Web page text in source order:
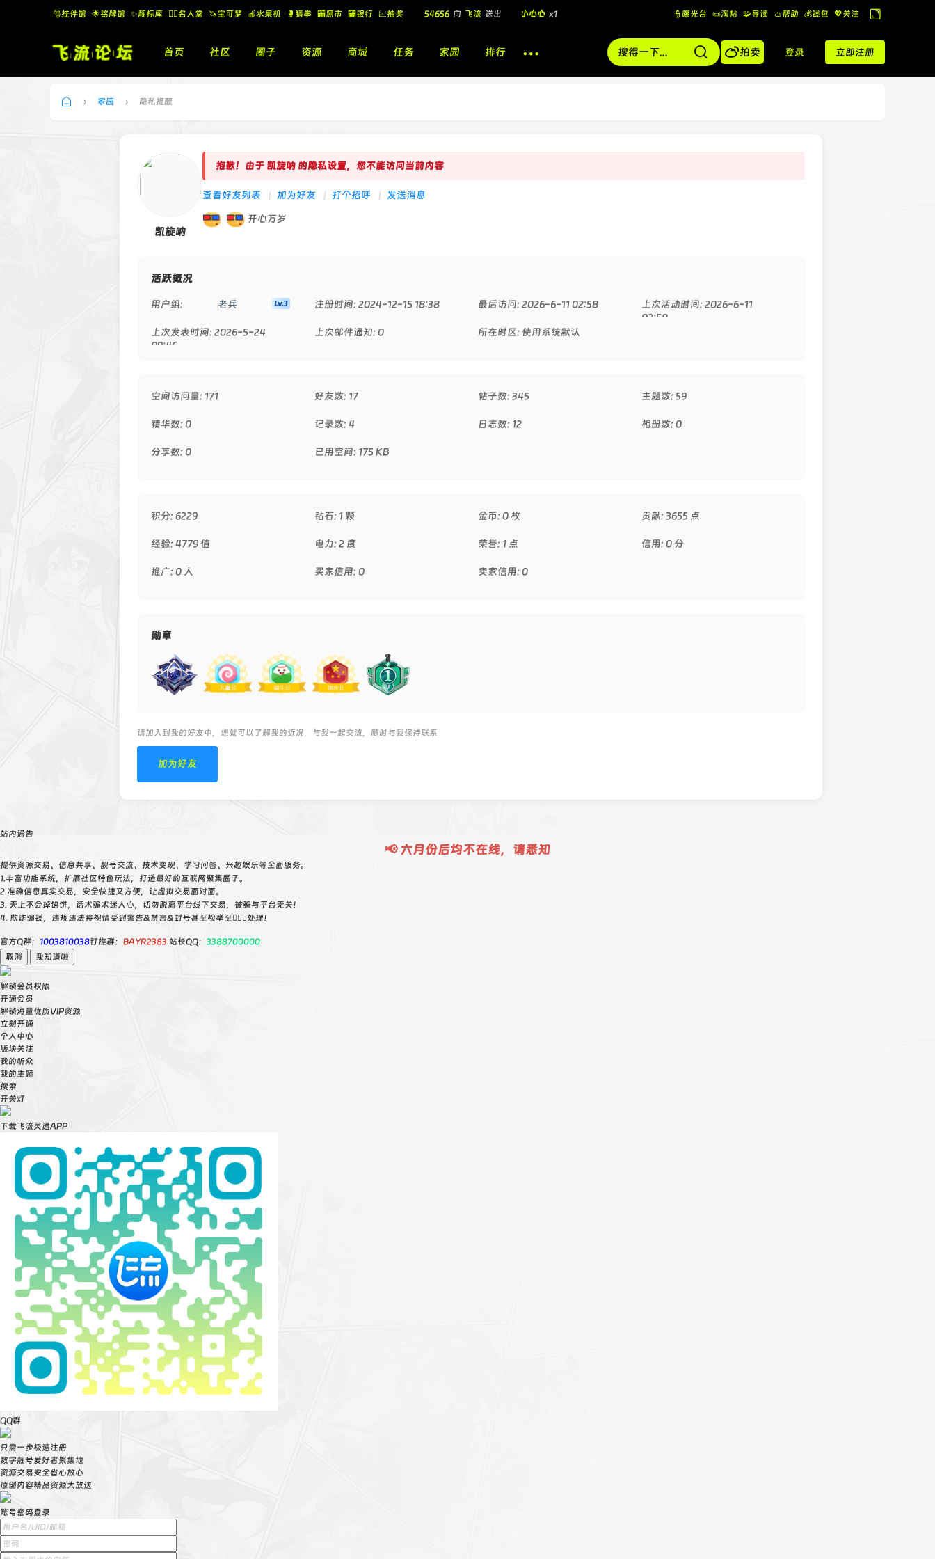
🎅挂件馆 🌟铭牌馆 ✨️靓标库 🧚‍♂️名人堂 🦄宝可梦 🍎水果机 🥊猜拳 🏧黑市 🏧银行 💹抽奖
🎁
54656 向 飞流 送出 小心心 x1
飞流 向 北 酷盖墨镜
飞流 向 北 送出 小心心 x1
👮曝光台 📜淘帖 🧩导读 👛帮助 💰️钱包 💖关注
换
到
宽
版
首页 社区 圈子 资源 商城 任务 家园 排行 拍卖 登录 立即注册
› 家园 › 隐私提醒
凯旋呐
抱歉！由于 凯旋呐 的隐私设置，您不能访问当前内容
查看好友列表 | 加为好友 | 打个招呼 | 发送消息
开心万岁
活跃概况
用户组: 老兵 注册时间: 2024-12-15 18:38 最后访问: 2026-6-11 02:58
上次活动时间: 2026-6-11
02:58
上次发表时间: 2026-5-24
09:46
上次邮件通知: 0 所在时区: 使用系统默认
空间访问量: 171 好友数: 17 帖子数: 345 主题数: 59
精华数: 0 记录数: 4 日志数: 12 相册数: 0
分享数: 0 已用空间: 175 KB
积分: 6229 钻石: 1 颗 金币: 0 枚 贡献: 3655 点
经验: 4779 值 电力: 2 度 荣誉: 1 点 信用: 0 分
推广: 0 人 买家信用: 0 卖家信用: 0
勋章
请加入到我的好友中，您就可以了解我的近况，与我一起交流，随时与我保持联系
加为好友
站内通告
📢 六月份后均不在线，请悉知
提供资源交易、信息共享、靓号交流、技术变现、学习问答、兴趣娱乐等全面服务。
1.丰富功能系统，扩展社区特色玩法，打造最好的互联网聚集圈子。
2.准确信息真实交易，安全快捷又方便，让虚拟交易面对面。
3. 天上不会掉馅饼，话术骗术迷人心，切勿脱离平台线下交易，被骗与平台无关！
4. 欺诈骗钱，违规违法将视情受到警告&禁言&封号甚至检举至👮🏻‍♀️处理！
官方Q群： 1003810038钉推群： BAYR2383 站长QQ： 3388700000
取消
我知道啦
解锁会员权限
开通会员
解锁海量优质VIP资源
立刻开通
个人中心
版块关注
我的听众
我的主题
搜索
开关灯
下载飞流灵通APP
QQ群
只需一步极速注册
数字靓号爱好者聚集地
资源交易安全省心放心
原创内容精品资源大放送
账号密码登录